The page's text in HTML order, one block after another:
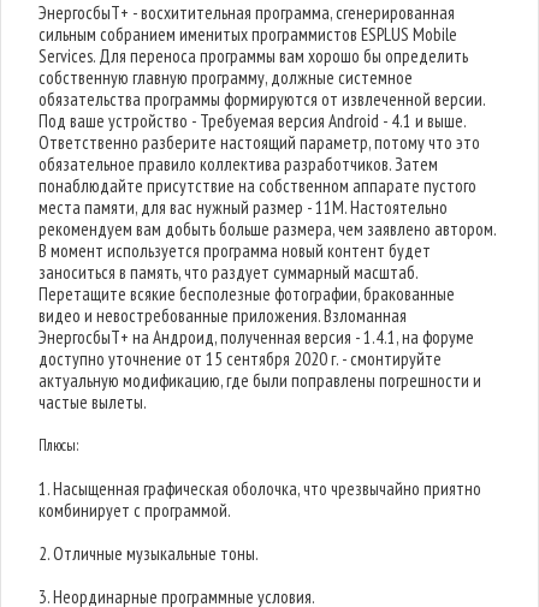
ЭнергосбыТ+ - восхитительная программа, сгенерированная
сильным собранием именитых программистов ESPLUS Mobile
Services. Для переноса программы вам хорошо бы определить
собственную главную программу, должные системное
обязательства программы формируются от извлеченной версии.
Под ваше устройство - Требуемая версия Android - 4.1 и выше.
Ответственно разберите настоящий параметр, потому что это
обязательное правило коллектива разработчиков. Затем
понаблюдайте присутствие на собственном аппарате пустого
места памяти, для вас нужный размер - 11M. Настоятельно
рекомендуем вам добыть больше размера, чем заявлено автором.
В момент используется программа новый контент будет
заноситься в память, что раздует суммарный масштаб.
Перетащите всякие бесполезные фотографии, бракованные
видео и невостребованные приложения. Взломанная
ЭнергосбыТ+ на Андроид, полученная версия - 1.4.1, на форуме
доступно уточнение от 15 сентября 2020 г. - смонтируйте
актуальную модификацию, где были поправлены погрешности и
частые вылеты.
Плюсы:
1. Насыщенная графическая оболочка, что чрезвычайно приятно
комбинирует с программой.
2. Отличные музыкальные тоны.
3. Неординарные программные условия.